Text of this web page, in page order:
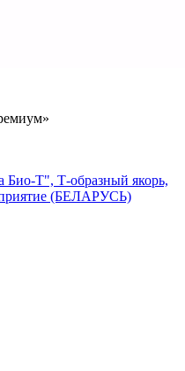
Т", Т-образный якорь,
(БЕЛАРУСЬ)